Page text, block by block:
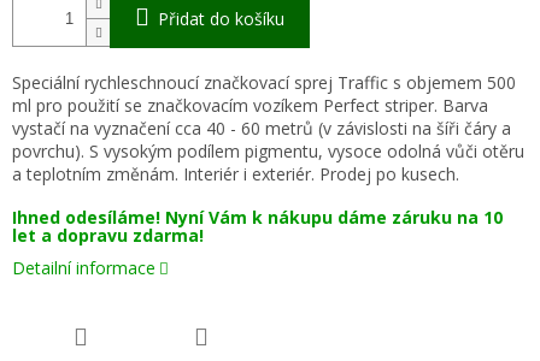
Přidat do košíku
Speciální rychleschnoucí značkovací sprej Traffic s objemem 500
ml pro použití se značkovacím vozíkem Perfect striper. Barva
vystačí na vyznačení cca 40 - 60 metrů (v závislosti na šíři čáry a
povrchu). S vysokým podílem pigmentu, vysoce odolná vůči otěru
a teplotním změnám. Interiér i exteriér. Prodej po kusech.
Ihned odesíláme! Nyní Vám k nákupu dáme záruku na 10
let a dopravu zdarma!
Detailní informace